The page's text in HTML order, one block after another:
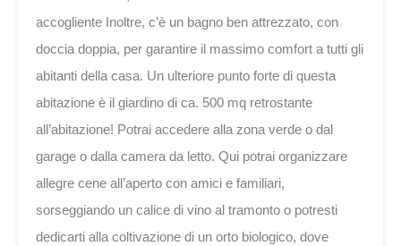
accogliente Inoltre, c’è un bagno ben attrezzato, con
doccia doppia, per garantire il massimo comfort a tutti gli
abitanti della casa. Un ulteriore punto forte di questa
abitazione è il giardino di ca. 500 mq retrostante
all’abitazione! Potrai accedere alla zona verde o dal
garage o dalla camera da letto. Qui potrai organizzare
allegre cene all’aperto con amici e familiari,
sorseggiando un calice di vino al tramonto o potresti
dedicarti alla coltivazione di un orto biologico, dove